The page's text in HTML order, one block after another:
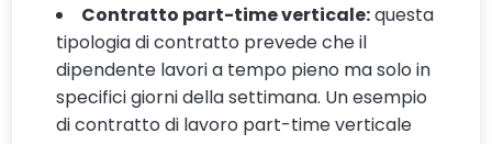
Contratto part-time verticale:questa
tipologia di contratto prevede che il
dipendente lavori a tempo pieno ma solo in
specifici giorni della settimana. Un esempio
di contratto di lavoro part-time verticale